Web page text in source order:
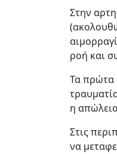
Στην
ροή και
Τα πρώτα
η
Στις
να